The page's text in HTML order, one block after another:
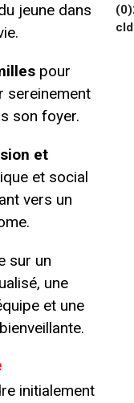
jeune dans
pour
sereinement
son foyer.
et
et social
vers un
sur un
une
et une
initialement